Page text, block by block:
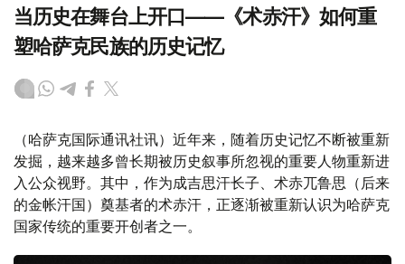
当历史在舞台上开口——《术赤汗》如何重
塑哈萨克民族的历史记忆
（哈萨克国际通讯社讯）近年来，随着历史记忆不断被重新
发掘，越来越多曾长期被历史叙事所忽视的重要人物重新进
入公众视野。其中，作为成吉思汗长子、术赤兀鲁思（后来
的金帐汗国）奠基者的术赤汗，正逐渐被重新认识为哈萨克
国家传统的重要开创者之一。